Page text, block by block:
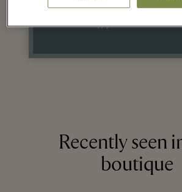
*T&Cs apply. Refer in store for more
Recently seen
boutique